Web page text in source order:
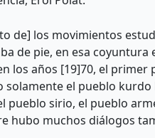
de] los movimientos
de pie, en esa coyuntura
los años [19]70, el primer
solamente el pueblo
pueblo sirio, el pueblo
hubo muchos diálogos